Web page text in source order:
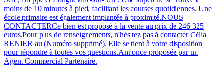
moins de 10 minutes à pied, facilitant les courses quotidiennes. Une
école primaire est également implantée à proximité.NOUS
CONTACTERCe bien est proposé à la vente au prix de 246 325
euros.Pour plus de renseignements, n'hésitez pas à contacter Célia
RENIER au (Numéro supprimé). Elle se tient à votre disposition
pour répondre à toutes vos questions.Annonce proposée par un
Agent Commercial Partenaire.